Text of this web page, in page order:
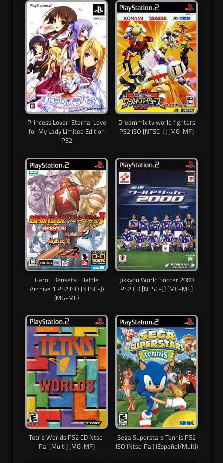
Princess Lover! Eternal Love
for My Lady Limited Edition
PS2
Dreammix tv world fighters
PS2 ISO [NTSC-J] [MG-MF]
Garou Densetsu Battle
Archive 1 PS2 ISO (NTSC-J)
(MG-MF)
Jikkyou World Soccer 2000
PS2 CD [NTSC-J] [MG-MF]
Tetris Worlds PS2 CD Ntsc-
Pal [Multi] [MG-MF]
Sega Superstars Tennis PS2
ISO (Ntsc-Pal) (Español/Multi)